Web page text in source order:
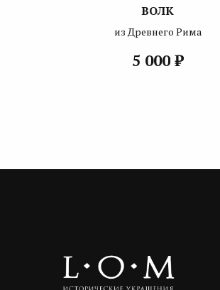
ВОЛК
из Древнего Рима
5 000 ₽